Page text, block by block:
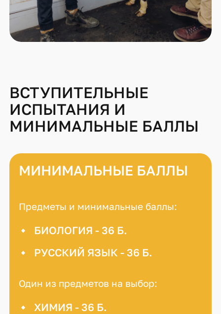
ВСТУПИТЕЛЬНЫЕ
ИСПЫТАНИЯ И
МИНИМАЛЬНЫЕ БАЛЛЫ
МИНИМАЛЬНЫЕ БАЛЛЫ
Предметы и минимальные баллы:
БИОЛОГИЯ - 36 Б.
РУССКИЙ ЯЗЫК - 36 Б.
Один из предметов на выбор:
ХИМИЯ - 36 Б.